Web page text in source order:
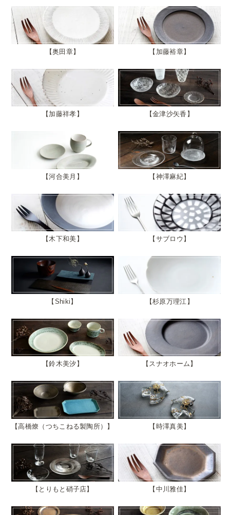
奥田章 加藤裕章
加藤祥孝 金津沙矢香
河合美月 神澤麻紀
木下和美 サブロウ
Shiki 杉原万理江
鈴木美汐 スナオホーム
高橋燎（つちこねる製陶所） 時澤真美
とりもと硝子店 中川雅佳